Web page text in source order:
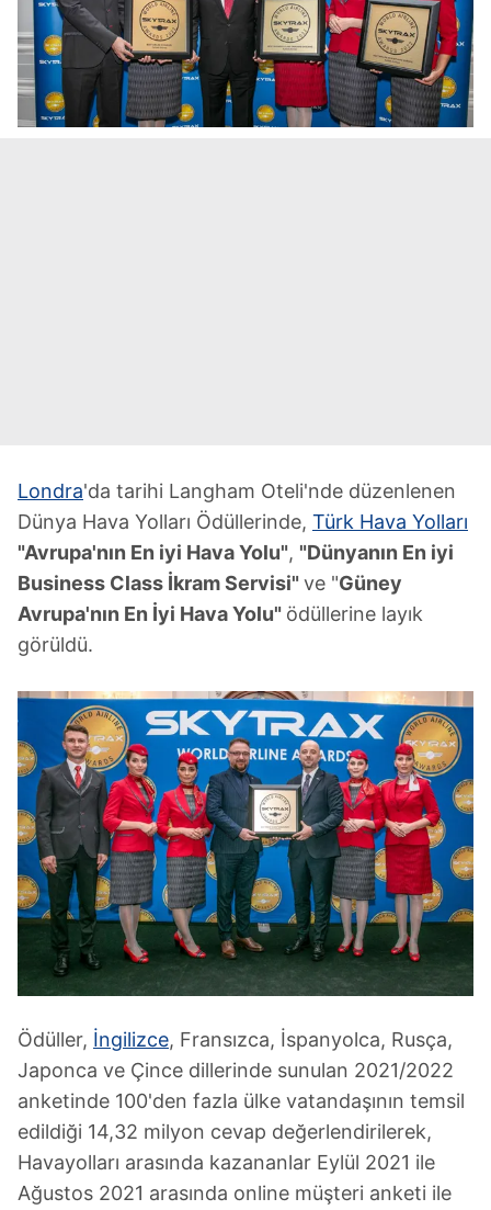
Londra'da tarihi Langham Oteli'nde düzenlenen
Dünya Hava Yolları Ödüllerinde, Türk Hava Yolları
"Avrupa'nın En iyi Hava Yolu", "Dünyanın En iyi
Business Class İkram Servisi"ve "Güney
Avrupa'nın En İyi Hava Yolu" ödüllerine layık
görüldü.
Ödüller, İngilizce, Fransızca, İspanyolca, Rusça,
Japonca ve Çince dillerinde sunulan 2021/2022
anketinde 100'den fazla ülke vatandaşının temsil
edildiği 14,32 milyon cevap değerlendirilerek,
Havayolları arasında kazananlar Eylül 2021 ile
Ağustos 2021 arasında online müşteri anketi ile